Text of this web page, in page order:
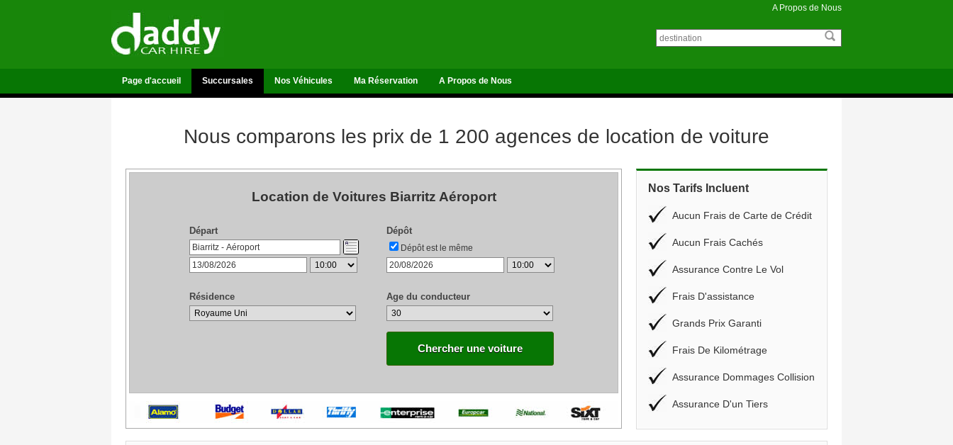
A Propos de Nous
Page d'accueil Succursales Nos Véhicules Ma Réservation A Propos de Nous
Nous comparons les prix de 1 200 agences de location de voiture
Location de Voitures Biarritz Aéroport
Départ Dépôt
Dépôt est le même
Résidence Age du conducteur
Chercher une voiture
Nos Tarifs Incluent
Aucun Frais de Carte de Crédit
Aucun Frais Cachés
Assurance Contre Le Vol
Frais D'assistance
Grands Prix Garanti
Frais De Kilométrage
Assurance Dommages Collision
Assurance D'un Tiers